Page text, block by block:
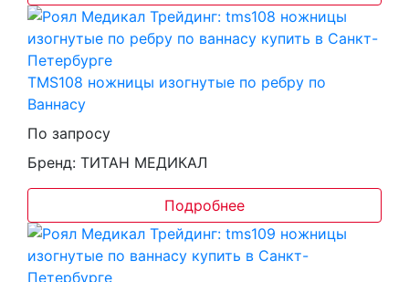
TMS108 ножницы изогнутые по ребру по
Ваннасу
По запросу
Бренд: ТИТАН МЕДИКАЛ
Подробнее